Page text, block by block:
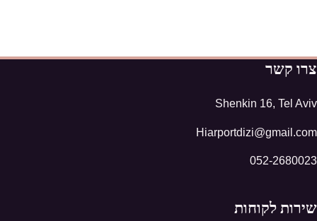
צרו קשר
Shenkin 16, Tel Aviv
Hiarportdizi@gmail.com
052-2680023
שירות לקוחות